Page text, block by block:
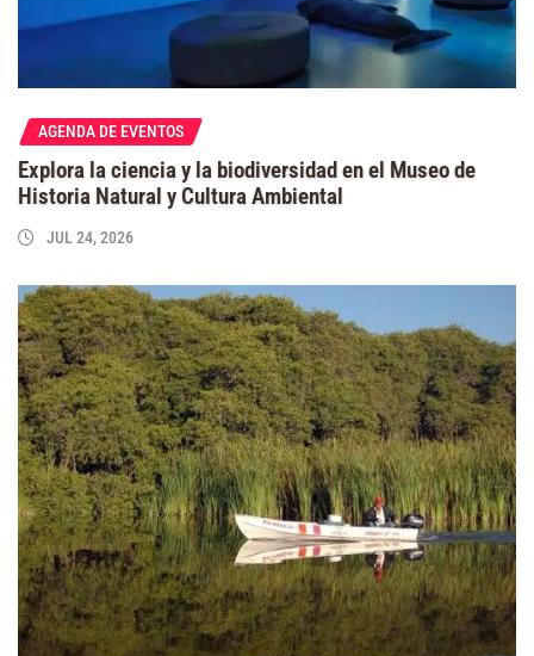
AGENDA DE EVENTOS
Explora la ciencia y la biodiversidad en el Museo de
Historia Natural y Cultura Ambiental
JUL 24, 2026